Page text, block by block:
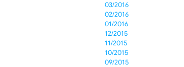
03/2016
02/2016
01/2016
12/2015
11/2015
10/2015
09/2015